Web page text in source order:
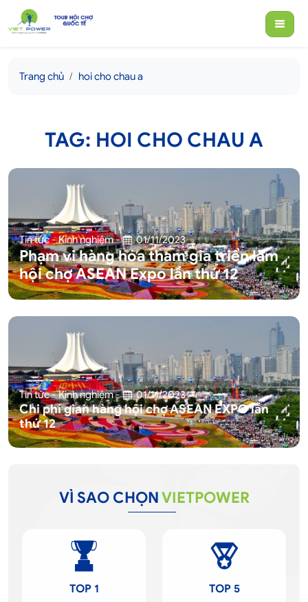
Trang chủ hoi cho chau a
TAG: HOI CHO CHAU A
Tin tức - Kinh nghiệm- 01/11/2023
Phạm vi hàng hóa tham gia triển lãm
hội chợ ASEAN Expo lần thứ 12
Tin tức - Kinh nghiệm- 01/11/2023
Chi phí gian hàng hội chợ ASEAN EXPO lần
thứ 12
VÌ SAO CHỌNVIETPOWER
TOP 1 TOP 5